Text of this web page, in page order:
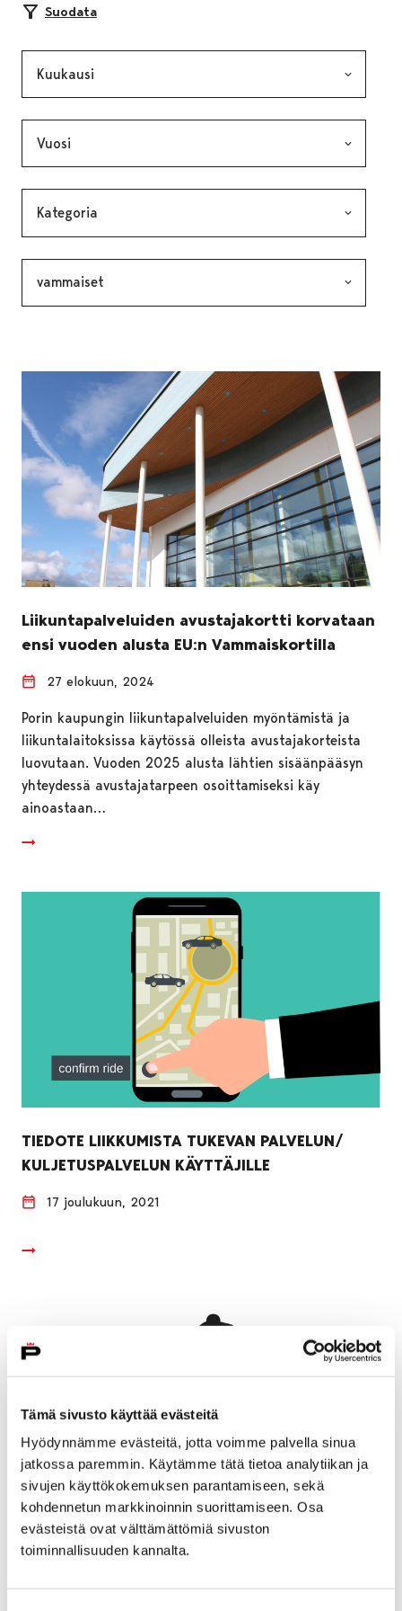
Tämä sivusto käyttää evästeitä
Hyödynnämme evästeitä, jotta voimme palvella sinua
jatkossa paremmin. Käytämme tätä tietoa analytiikan ja
sivujen käyttökokemuksen parantamiseen, sekä
kohdennetun markkinoinnin suorittamiseen. Osa
evästeistä ovat välttämättömiä sivuston
toiminnallisuuden kannalta.
Suodata
Liikuntapalveluiden avustajakortti korvataan
ensi vuoden alusta EU:n Vammaiskortilla
27 elokuun, 2024
Porin kaupungin liikuntapalveluiden myöntämistä ja
liikuntalaitoksissa käytössä olleista avustajakorteista
luovutaan. Vuoden 2025 alusta lähtien sisäänpääsyn
yhteydessä avustajatarpeen osoittamiseksi käy
ainoastaan…
TIEDOTE LIIKKUMISTA TUKEVAN PALVELUN/
KULJETUSPALVELUN KÄYTTÄJILLE
17 joulukuun, 2021
Leo-Pekka Tähden EM-kisamenestys poiki